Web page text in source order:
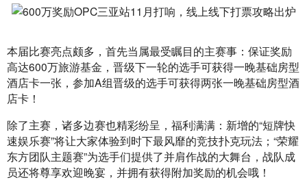
本届比赛亮点颇多，首先当属最受瞩目的主赛事：保证奖励
高达600万旅游基金，晋级下一轮的选手可获得一晚基础房型
酒店卡一张，参加A组晋级的选手可获得两张一晚基础房型酒
店卡！
除了主赛，诸多边赛也精彩纷呈，福利满满：新增的“短牌快
速娱乐赛”将让大家体验到时下最风靡的竞技扑克玩法；“荣耀
东方团队主题赛”为选手们提供了并肩作战的大舞台，战队成
员还将尊享欢迎晚宴，并拥有获得附加奖励的机会哦！